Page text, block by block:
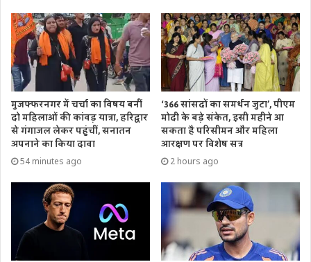
मुजफ्फरनगर में चर्चा का विषय बनीं
दो महिलाओं की कांवड़ यात्रा, हरिद्वार
से गंगाजल लेकर पहुंचीं, सनातन
अपनाने का किया दावा
54 minutes ago
‘366 सांसदों का समर्थन जुटा’, पीएम
मोदी के बड़े संकेत, इसी महीने आ
सकता है परिसीमन और महिला
आरक्षण पर विशेष सत्र
2 hours ago